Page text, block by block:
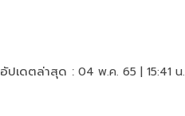
อัปเดตล่าสุด : 04 พ.ค. 65 | 15:41 น.